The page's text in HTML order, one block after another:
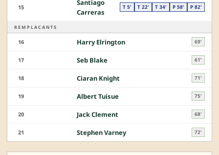
15
Santiago
Carreras
T 5' T 22' T 34' P 58' P 82'
REMPLACANTS
16 Harry Elrington 69'
17 Seb Blake 61'
18 Ciaran Knight 71'
19 Albert Tuisue 75'
20 Jack Clement 68'
21 Stephen Varney 72'